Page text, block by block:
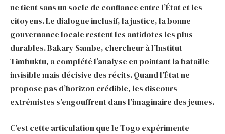
ne tient sans un socle de confiance entre l’État et les
citoyens. Le dialogue inclusif, la justice, la bonne
gouvernance locale restent les antidotes les plus
durables. Bakary Sambe, chercheur à l’Institut
Timbuktu, a complété l’analyse en pointant la bataille
invisible mais décisive des récits. Quand l’État ne
propose pas d’horizon crédible, les discours
extrémistes s’engouffrent dans l’imaginaire des jeunes.
C’est cette articulation que le Togo expérimente